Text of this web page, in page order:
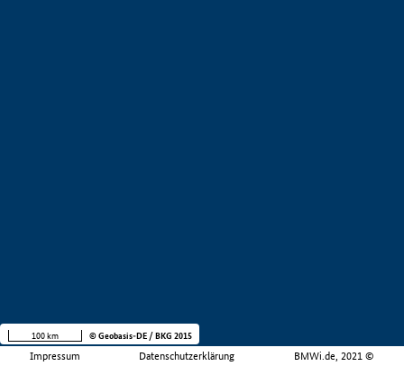
Impressum Datenschutzerklärung BMWi.de, 2021 ©
100 km © Geobasis-DE / BKG 2015